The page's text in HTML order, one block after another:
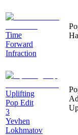
Time
Forward
Infraction
Uplifting
Pop Edit
3
Yevhen
Lokhmatov